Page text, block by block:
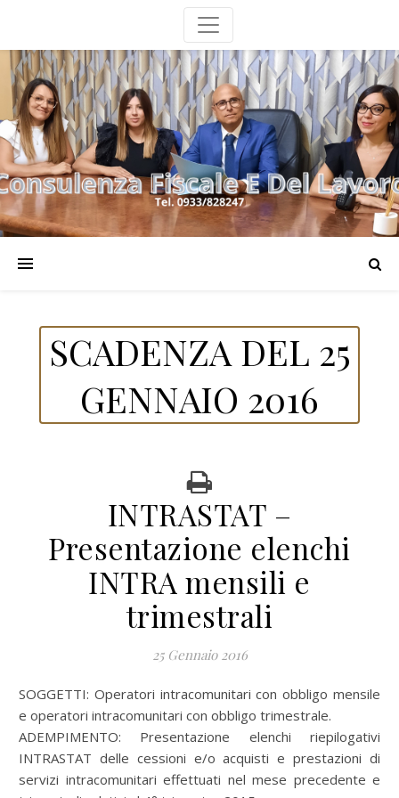
SCADENZA DEL 25
GENNAIO 2016
INTRASTAT –
Presentazione elenchi
INTRA mensili e
trimestrali
25 Gennaio 2016
SOGGETTI: Operatori intracomunitari con obbligo mensile
e operatori intracomunitari con obbligo trimestrale.
ADEMPIMENTO: Presentazione elenchi riepilogativi
INTRASTAT delle cessioni e/o acquisti e prestazioni di
servizi intracomunitari effettuati nel mese precedente e